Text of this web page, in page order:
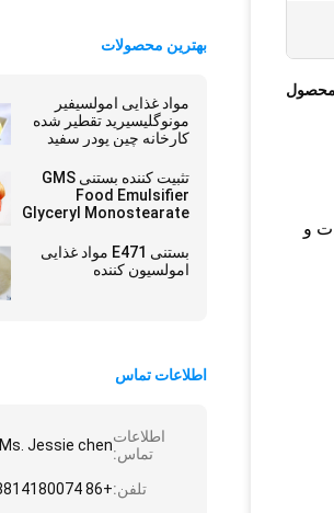
بهترین محصولات
مواد غذایی امولسیفیر
مونوگلیسیرید تقطیر شده
کارخانه چین پودر سفید
تثبیت کننده بستنی GMS
Food Emulsifier
Glyceryl Monostearate
بستنی E471 مواد غذایی
امولسیون کننده
اطلاعات تماس
اطلاعات
تماس:Ms. Jessie chen
تلفن:+86 18814180074
و